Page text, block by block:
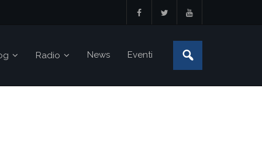
Radio News Eventi